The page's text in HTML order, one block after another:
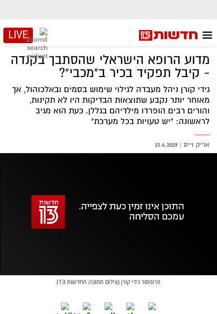
LIVE
מדוע הרופא הישראלי שהסתבך בקנדה
- קיבל תפקיד בכיר ב"מכבי"?
גידי קורן ניהל מעבדה לגילוי שימוש בסמים ובאלכוהול, אך
מאוחר יותר נקבע שתוצאות הבדיקות היו לא תקינות,
והורים רבים הופרדו מילדיהם בגללן. כעת הוא מגיב
לראשונה: "יש טעויות בכל מערכת"
אריק וייס |
13.4.2019
פרופסור גידי קורן (צילום תמונה: החדשות 13)